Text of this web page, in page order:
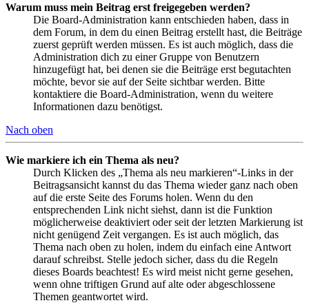
Warum muss mein Beitrag erst freigegeben werden?
Die Board-Administration kann entschieden haben, dass in
dem Forum, in dem du einen Beitrag erstellt hast, die Beiträge
zuerst geprüft werden müssen. Es ist auch möglich, dass die
Administration dich zu einer Gruppe von Benutzern
hinzugefügt hat, bei denen sie die Beiträge erst begutachten
möchte, bevor sie auf der Seite sichtbar werden. Bitte
kontaktiere die Board-Administration, wenn du weitere
Informationen dazu benötigst.
Nach oben
Wie markiere ich ein Thema als neu?
Durch Klicken des „Thema als neu markieren“-Links in der
Beitragsansicht kannst du das Thema wieder ganz nach oben
auf die erste Seite des Forums holen. Wenn du den
entsprechenden Link nicht siehst, dann ist die Funktion
möglicherweise deaktiviert oder seit der letzten Markierung ist
nicht genügend Zeit vergangen. Es ist auch möglich, das
Thema nach oben zu holen, indem du einfach eine Antwort
darauf schreibst. Stelle jedoch sicher, dass du die Regeln
dieses Boards beachtest! Es wird meist nicht gerne gesehen,
wenn ohne triftigen Grund auf alte oder abgeschlossene
Themen geantwortet wird.